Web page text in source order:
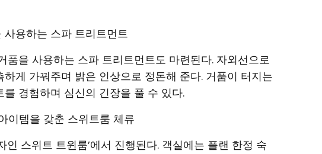
용하는 스파 트리트먼트
품을 사용하는 스파 트리트먼트도 마련된다. 자외선으로
게 가꿔주며 밝은 인상으로 정돈해 준다. 거품이 터지는
경험하며 심신의 긴장을 풀 수 있다.
이템을 갖춘 스위트룸 체류
인 스위트 트윈룸’에서 진행된다. 객실에는 플랜 한정 숙